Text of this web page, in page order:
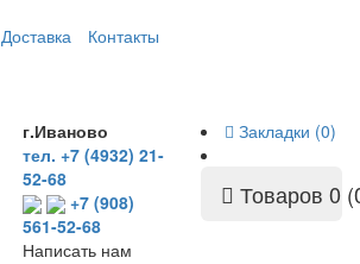
Доставка Контакты
г.Иваново
тел. +7 (4932) 21-
52-68
+7 (908)
561-52-68
Написать нам
Закладки (0)
Товаров 0